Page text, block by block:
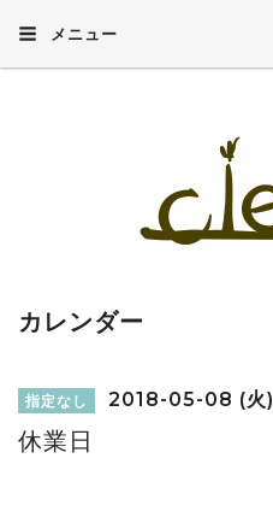
メニュー
カレンダー
指定なし 2018-05-08 (火)
休業日